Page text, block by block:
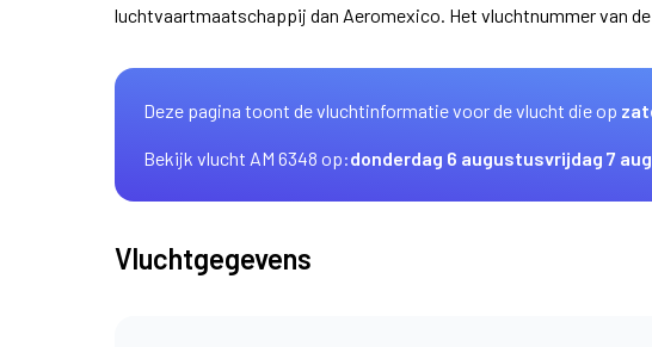
luchtvaartmaatschappij dan Aeromexico. Het vluchtnummer van
Deze pagina toont de vluchtinformatie voor de vlucht die op
Bekijk vlucht AM 6348 op:donderdag 6 augustusvrijdag 7
Vluchtgegevens